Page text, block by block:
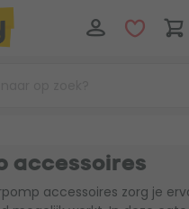
accessoires
accessoires zorg je